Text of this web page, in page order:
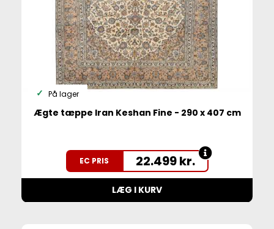
På lager
Ægte tæppe Iran Keshan Fine - 290 x 407 cm
EC PRIS 22.499kr.
LÆG I KURV